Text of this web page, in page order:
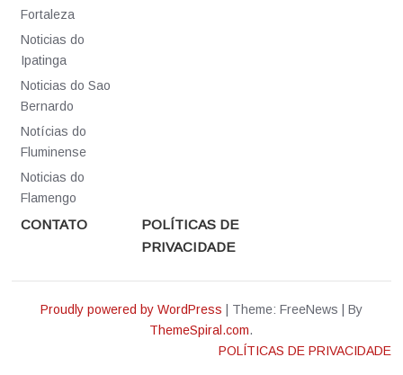
Fortaleza
Noticias do
Ipatinga
Noticias do Sao
Bernardo
Notícias do
Fluminense
Noticias do
Flamengo
CONTATO
POLÍTICAS DE
PRIVACIDADE
Proudly powered by WordPress Theme: FreeNews
By
ThemeSpiral.com.
POLÍTICAS DE PRIVACIDADE